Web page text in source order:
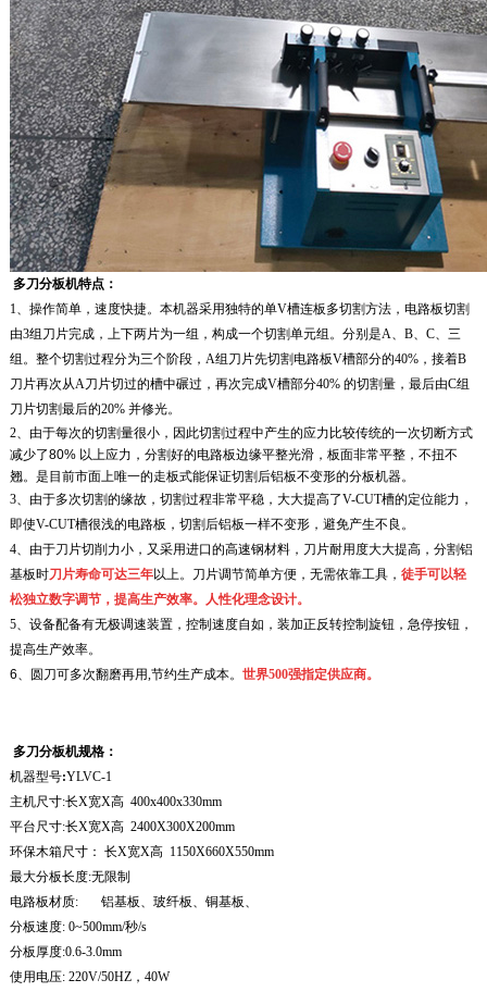
多刀分板机特点：
1
、操作简单，速度快捷。本机器采用独特的单V槽连板多切割方法，电路板切割
由3组刀片完成，上下两片为一组，构成一个切割单元组。分别是A B、 C、三
组。整个切割过程分为三个阶段， A组刀片先切割电路板V槽部分的40%，接着B
刀片再次从 A刀片切过的槽中碾过，再次完成V槽部分40% 的切割量，最后由C组
刀片切割最后的20% 并修光。
2、由于每次的切割量很小，因此切割过程中产生的应力比较传统的一次切断方式
减少了80% 以上应力，分割好的电路板边缘平整光滑，板面非常平整，不扭不
翘。是目前市面上唯一的走板式能保证切割后铝板不变形的分板机器。
3、由于多次切割的缘故，切割过程非常平稳，大大提高了V-CUT槽的定位能力，
即使V-CUT槽很浅的电路板，切割后铝板一样不变形，避免产生不良。
4、由于刀片切削力小，又采用进口的高速钢材料，刀片耐用度大大提高，分割铝
基板时刀片寿命可达三年以上。刀片调节简单方便，无需依靠工具， 徒手可以轻
松独立数字调节，提高生产效率。人性化理念设计。
5、设备配备有无极调速装置，控制速度自如，装加正反转控制旋钮，急停按钮，
提高生产效率。
6
圆刀可多次翻磨再用,节约生产成本。 世界500强指定供应商。
多刀分板机规格：
机器型号:YLVC-1
主机尺寸:长X宽X高400x400x330mm
平台尺寸:长X宽X高2400X300X200mm
环保木箱尺寸： 长X宽X高1150X660X550mm
最大分板长度:无限制
电路板材质: 铝基板、玻纤板、铜基板、
分板速度: 0~500mm/秒/s
分板厚度:0.6-3.0mm
使用电压: 220V/50HZ， 40W